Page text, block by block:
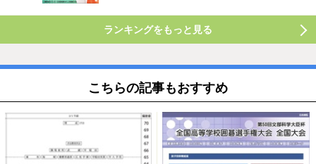
ランキングをもっと見る
こちらの記事もおすすめ